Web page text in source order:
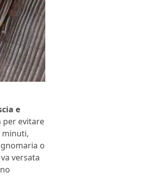
e
per evitare
minuti,
o
versata